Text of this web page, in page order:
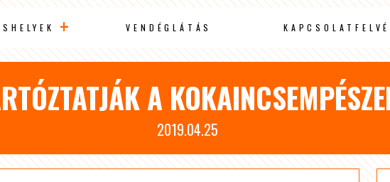
VENDÉGLÁTÁS
A
2019.04.25